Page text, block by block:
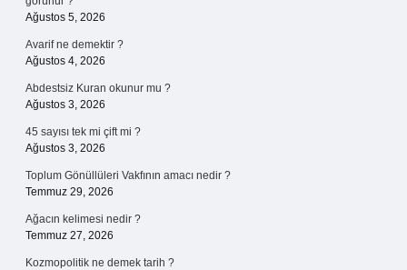
Ağustos 5, 2026
Avarif ne demektir ?
Ağustos 4, 2026
Abdestsiz Kuran okunur mu ?
Ağustos 3, 2026
45 sayısı tek mi çift mi ?
Ağustos 3, 2026
Toplum Gönüllüleri Vakfının amacı nedir ?
Temmuz 29, 2026
Ağacın kelimesi nedir ?
Temmuz 27, 2026
Kozmopolitik ne demek tarih ?